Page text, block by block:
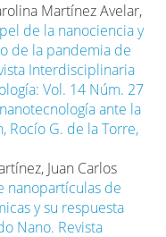
Martínez Avelar,
de la nanociencia y
de la pandemia de
Interdisciplinaria
Vol. 14 Núm. 27
ante la
Rocío G. de la Torre,
Juan Carlos
nanopartículas de
y su respuesta
Nano. Revista